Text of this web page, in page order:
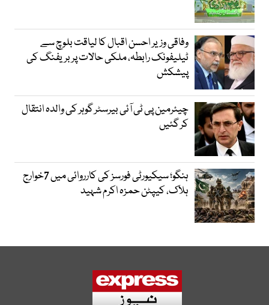
وفاقی وزیر احسن اقبال کا لیاقت بلوچ سے
ٹیلیفونک رابطہ، ملکی حالات پر بریفنگ کی
پیشکش
چیئرمین پی ٹی آئی بیرسٹر گوہر کی والدہ انتقال
کر گئیں
ہنگو؛ سیکیورٹی فورسز کی کارروائی میں 7خوارج
ہلاک، کیپٹن حمزہ اکرم شہید